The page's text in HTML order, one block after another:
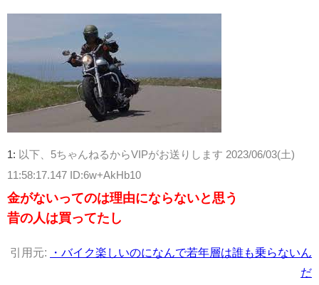
1: 以下、5ちゃんねるからVIPがお送りします 2023/06/03(土)
11:58:17.147 ID:6w+AkHb10
金がないってのは理由にならないと思う
昔の人は買ってたし
引用元:
・バイク楽しいのになんで若年層は誰も乗らないん
だ